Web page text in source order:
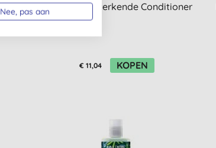
Q+A Krulversterkende Conditioner
€ 11,04 KOPEN
Nee, pas aan